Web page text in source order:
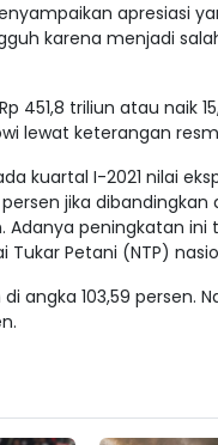
apresiasi
karena menjadi
451,8 triliun atau naik
lewat keterangan
kuartal I-2021 nilai
jika
Adanya peningkatan
Petani (NTP)
angka 103,59 persen.